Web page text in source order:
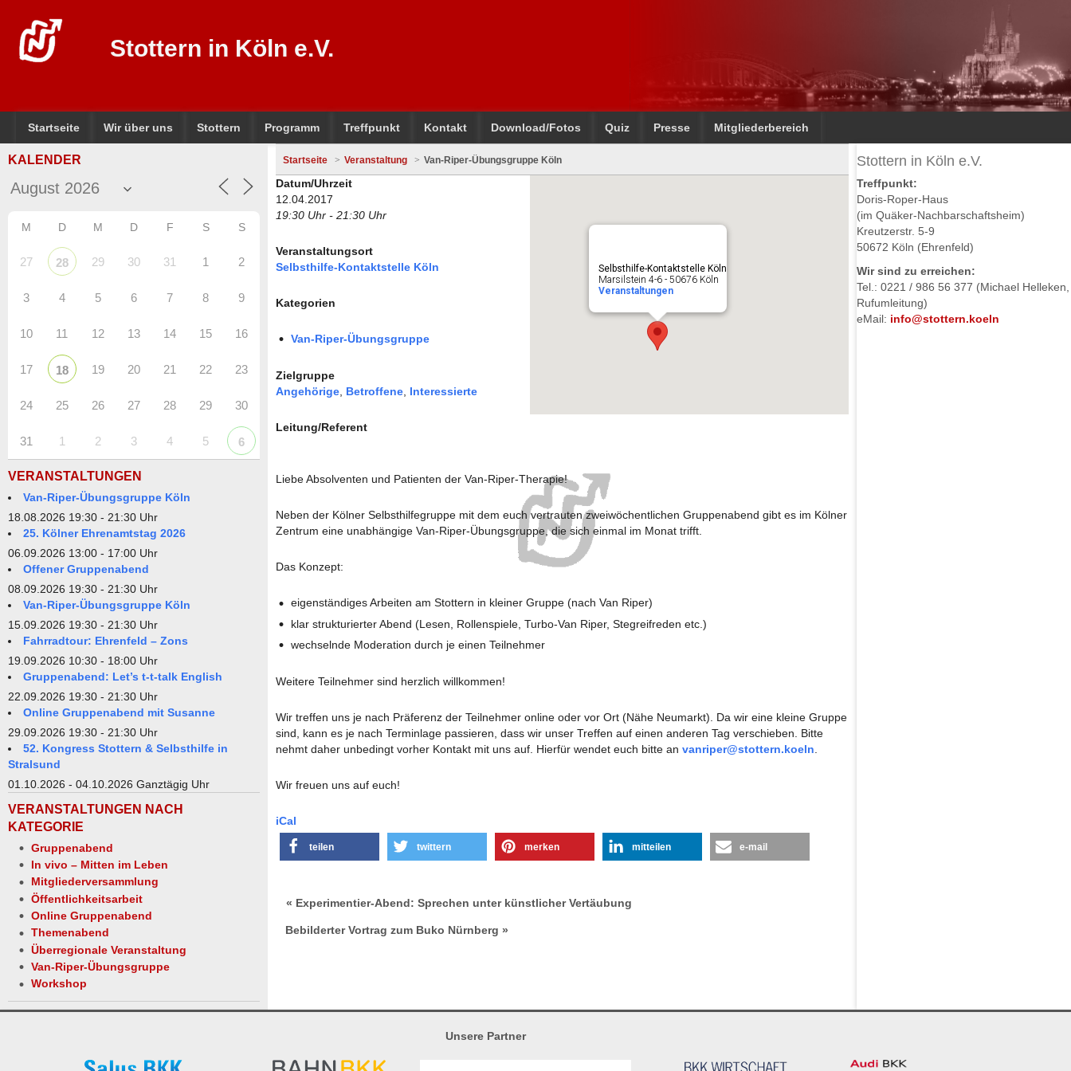
Stottern in Köln e.V.
Startseite Wir über uns Stottern Programm Treffpunkt Kontakt Download/Fotos Quiz Presse Mitgliederbereich
KALENDER
M D M D F S S
27 28 29 30 31 1 2
3 4 5 6 7 8 9
10 11 12 13 14 15 16
17 18 19 20 21 22 23
24 25 26 27 28 29 30
31 1 2 3 4 5 6
VERANSTALTUNGEN
Van-Riper-Übungsgruppe Köln
18.08.2026 19:30 - 21:30 Uhr
25. Kölner Ehrenamtstag 2026
06.09.2026 13:00 - 17:00 Uhr
Offener Gruppenabend
08.09.2026 19:30 - 21:30 Uhr
Van-Riper-Übungsgruppe Köln
15.09.2026 19:30 - 21:30 Uhr
Fahrradtour: Ehrenfeld – Zons
19.09.2026 10:30 - 18:00 Uhr
Gruppenabend: Let’s t-t-talk English
22.09.2026 19:30 - 21:30 Uhr
Online Gruppenabend mit Susanne
29.09.2026 19:30 - 21:30 Uhr
52. Kongress Stottern & Selbsthilfe in
Stralsund
01.10.2026 - 04.10.2026 Ganztägig Uhr
VERANSTALTUNGEN NACH
KATEGORIE
Gruppenabend
In vivo – Mitten im Leben
Mitgliederversammlung
Öffentlichkeitsarbeit
Online Gruppenabend
Themenabend
Überregionale Veranstaltung
Van-Riper-Übungsgruppe
Workshop
Startseite Veranstaltung Van-Riper-Übungsgruppe Köln
Selbsthilfe-Kontaktstelle Köln
Marsilstein 4-6 - 50676 Köln
Veranstaltungen
Datum/Uhrzeit
12.04.2017
19:30 Uhr - 21:30 Uhr
Veranstaltungsort
Selbsthilfe-Kontaktstelle Köln
Kategorien
Van-Riper-Übungsgruppe
Zielgruppe
Angehörige, Betroffene, Interessierte
Leitung/Referent
Liebe Absolventen und Patienten der Van-Riper-Therapie!
Neben der Kölner Selbsthilfegruppe mit dem euch vertrauten zweiwöchentlichen Gruppenabend gibt es im Kölner
Zentrum eine unabhängige Van-Riper-Übungsgruppe, die sich einmal im Monat trifft.
Das Konzept:
eigenständiges Arbeiten am Stottern in kleiner Gruppe (nach Van Riper)
klar strukturierter Abend (Lesen, Rollenspiele, Turbo-Van Riper, Stegreifreden etc.)
wechselnde Moderation durch je einen Teilnehmer
Weitere Teilnehmer sind herzlich willkommen!
Wir treffen uns je nach Präferenz der Teilnehmer online oder vor Ort (Nähe Neumarkt). Da wir eine kleine Gruppe
sind, kann es je nach Terminlage passieren, dass wir unser Treffen auf einen anderen Tag verschieben. Bitte
nehmt daher unbedingt vorher Kontakt mit uns auf. Hierfür wendet euch bitte an vanriper@stottern.koeln
Wir freuen uns auf euch!
iCal
teilen twittern merken mitteilen e-mail
« Experimentier-Abend: Sprechen unter künstlicher Vertäubung
Bebilderter Vortrag zum Buko Nürnberg »
Stottern in Köln e.V.
Treffpunkt:
Doris-Roper-Haus
(im Quäker-Nachbarschaftsheim)
Kreutzerstr. 5-9
50672 Köln (Ehrenfeld)
Wir sind zu erreichen:
Tel.: 0221 / 986 56 377 (Michael Helleken,
Rufumleitung)
eMail: info@stottern.koeln
Unsere Partner